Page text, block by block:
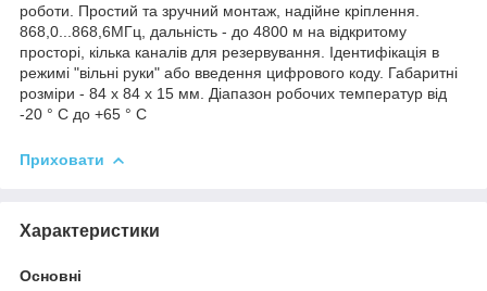
роботи. Простий та зручний монтаж, надійне кріплення.
868,0...868,6МГц, дальність - до 4800 м на відкритому
просторі, кілька каналів для резервування. Ідентифікація в
режимі "вільні руки" або введення цифрового коду. Габаритні
розміри - 84 х 84 х 15 мм. Діапазон робочих температур від
-20 ° С до +65 ° С
Приховати
Характеристики
Основні